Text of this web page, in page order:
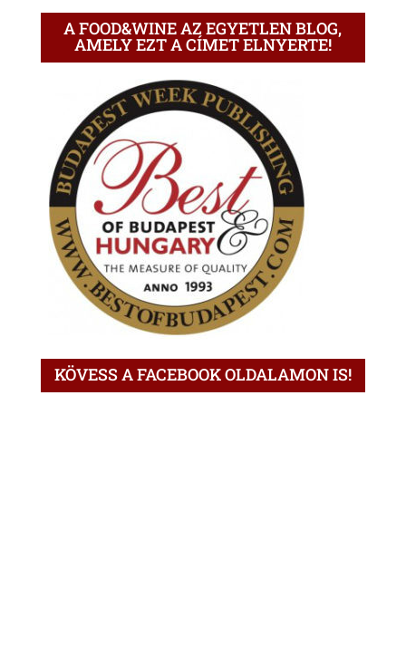
A FOOD&WINE AZ EGYETLEN BLOG,
AMELY EZT A CÍMET ELNYERTE!
KÖVESS A FACEBOOK OLDALAMON IS!